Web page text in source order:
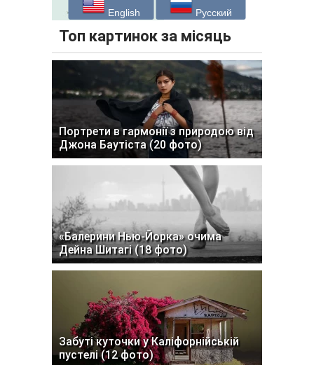
English Русский
Топ картинок за місяць
Портрети в гармонії з природою від
Джона Баутіста (20 фото)
«Балерини Нью-Йорка» очима
Дейна Шитагі (18 фото)
Забуті куточки у Каліфорнійській
пустелі (12 фото)